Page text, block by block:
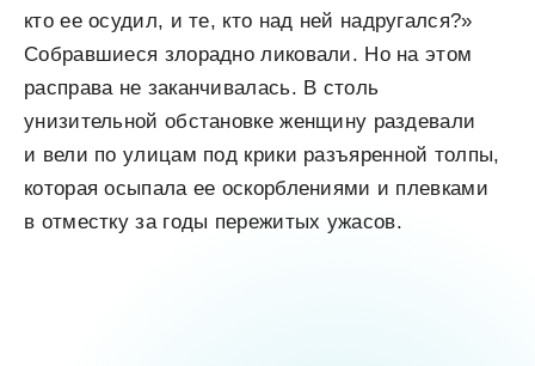
кто ее осудил, и те, кто над ней надругался?»
Собравшиеся злорадно ликовали. Но на этом
расправа не заканчивалась. В столь
унизительной обстановке женщину раздевали
и вели по улицам под крики разъяренной толпы,
которая осыпала ее оскорблениями и плевками
в отместку за годы пережитых ужасов.